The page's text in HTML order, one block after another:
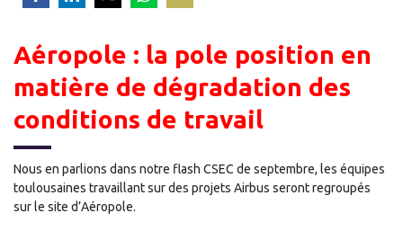
FacebookLinkedInTwitter WhatsApp
Email
Aéropole : la pole position en
matière de dégradation des
conditions de travail
Nous en parlions dans notre flash CSEC de septembre, les équipes
toulousaines travaillant sur des projets Airbus seront regroupés
sur le site d’Aéropole.